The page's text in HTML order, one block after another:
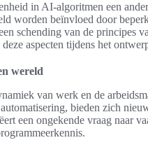
in AI-algoritmen een
worden beïnvloed door
schending van de principes
aspecten tijdens het
wereld
van werk en de
bieden zich
een ongekende vraag naar